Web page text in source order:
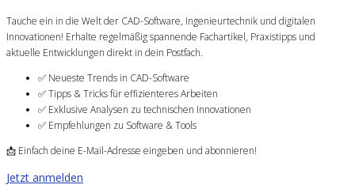
Tauche ein in die Welt der CAD-Software, Ingenieurtechnik und digitalen
Innovationen! Erhalte regelmäßig spannende Fachartikel, Praxistipps und
aktuelle Entwicklungen direkt in dein Postfach.
✅ Neueste Trends in CAD-Software
✅ Tipps & Tricks für effizienteres Arbeiten
✅ Exklusive Analysen zu technischen Innovationen
✅ Empfehlungen zu Software & Tools
📩 Einfach deine E-Mail-Adresse eingeben und abonnieren!
Jetzt anmelden